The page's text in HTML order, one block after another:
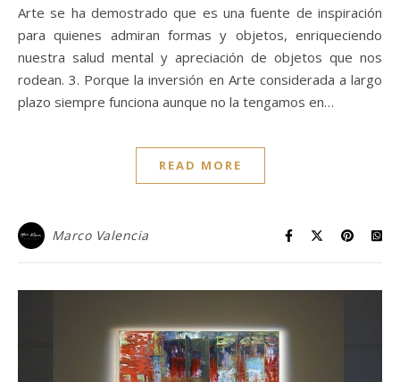
Arte se ha demostrado que es una fuente de inspiración
para quienes admiran formas y objetos, enriqueciendo
nuestra salud mental y apreciación de objetos que nos
rodean. 3. Porque la inversión en Arte considerada a largo
plazo siempre funciona aunque no la tengamos en…
READ MORE
Marco Valencia